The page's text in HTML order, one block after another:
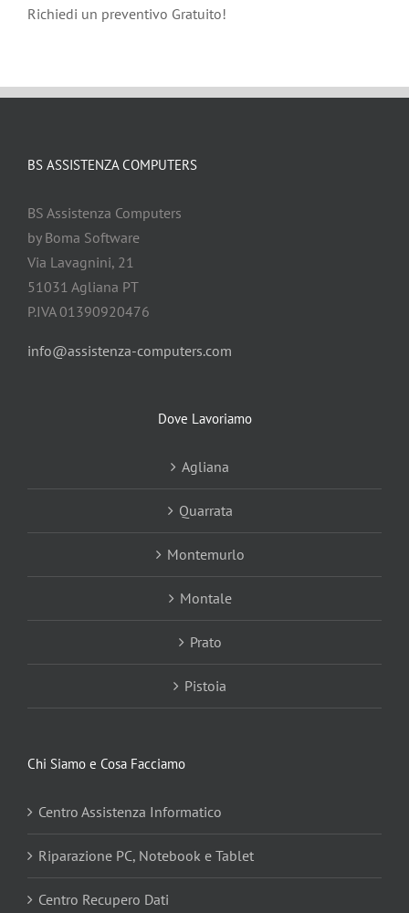
Richiedi un preventivo Gratuito!
BS ASSISTENZA COMPUTERS
BS Assistenza Computers
by Boma Software
Via Lavagnini, 21
51031 Agliana PT
P.IVA 01390920476
info@assistenza-computers.com
Dove Lavoriamo
Agliana
Quarrata
Montemurlo
Montale
Prato
Pistoia
Chi Siamo e Cosa Facciamo
Centro Assistenza Informatico
Riparazione PC, Notebook e Tablet
Centro Recupero Dati